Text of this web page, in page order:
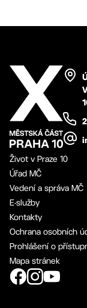
Život v Praze 10
Úřad MČ
Vedení a správa MČ
E-služby
Kontakty
Ochrana osobních
Prohlášení o
Mapa stránek